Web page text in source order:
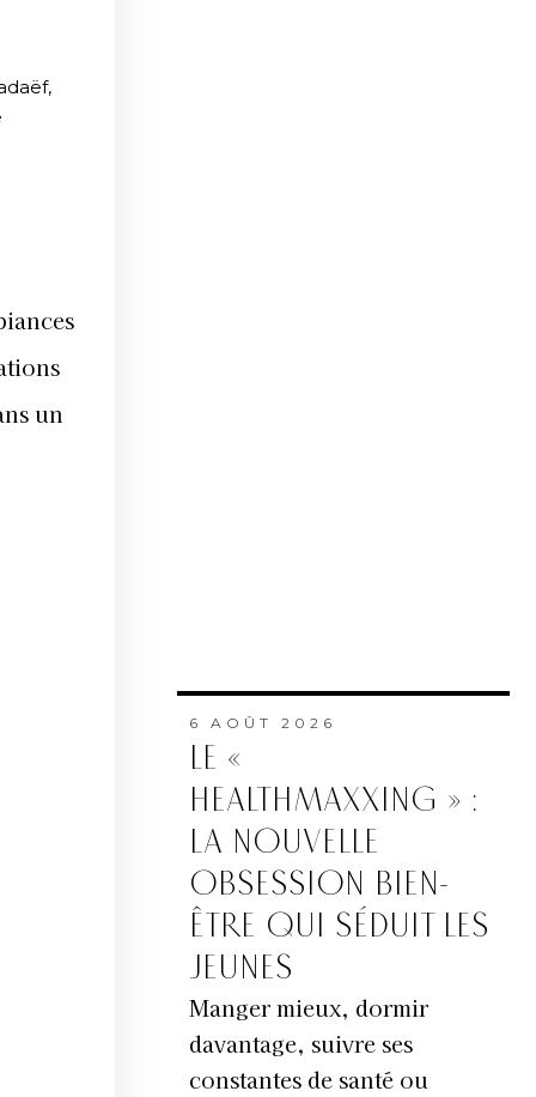
un
6 AOÛT 2026
LE «
HEALTHMAXXING » :
LA NOUVELLE
OBSESSION BIEN-
ÊTRE QUI SÉDUIT LES
JEUNES
Manger mieux, dormir
davantage, suivre ses
constantes de santé ou